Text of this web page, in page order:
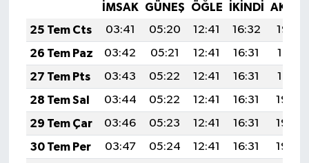
İMSAK GÜNEŞ ÖĞLE İKINDI
25 Tem Cts
03:41 05:20 12:41 16:32
19:52
26 Tem Paz
03:42 05:21 12:41 16:31
19:51
27 Tem Pts
03:43 05:22 12:41 16:31
19:51
28 Tem Sal
03:44 05:22 12:41 16:31
19:50
29 Tem Çar
03:46 05:23 12:41 16:31
19:49
30 Tem Per
03:47 05:24 12:41 16:31
19:48